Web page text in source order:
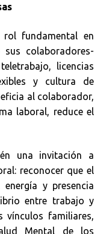
rol fundamental en
colaboradores-
licencias
y cultura de
al colaborador,
laboral, reduce el
una invitación a
reconocer que el
y presencia
entre trabajo y
vínculos familiares,
Mental de los